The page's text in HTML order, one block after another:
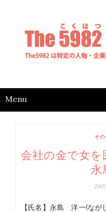
Menu
そ
会社の金で女を
永
【氏名】永島 洋一(な